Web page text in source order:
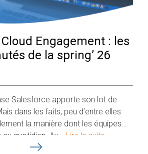
Engagement : les
de la spring’ 26
Salesforce apporte son lot de
dans les faits, peu d’entre elles
la manière dont les équipes
quotidien. Av... Lire la suite